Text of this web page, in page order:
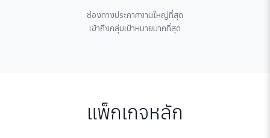
ช่องทางประกาศงานใหญ่ที่สุด
เข้าถึงกลุ่มเป้าหมายมากที่สุด
แพ็กเกจหลัก